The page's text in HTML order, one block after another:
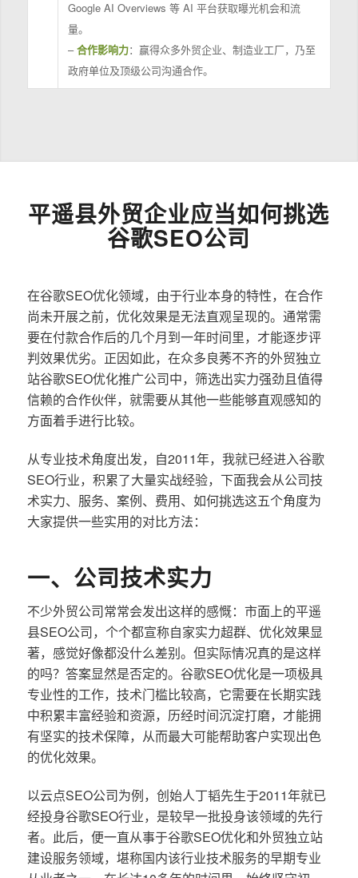
Google AI Overviews 等 AI 平台获取曝光机会和流
量。
–合作影响力：赢得众多外贸企业、制造业工厂，乃至
政府单位及顶级公司沟通合作。
平遥县外贸企业应当如何挑选
谷歌SEO公司
在谷歌SEO优化领域，由于行业本身的特性，在合作
尚未开展之前，优化效果是无法直观呈现的。通常需
要在付款合作后的几个月到一年时间里，才能逐步评
判效果优劣。正因如此，在众多良莠不齐的外贸独立
站谷歌SEO优化推广公司中，筛选出实力强劲且值得
信赖的合作伙伴，就需要从其他一些能够直观感知的
方面着手进行比较。
从专业技术角度出发，自2011年，我就已经进入谷歌
SEO行业，积累了大量实战经验，下面我会从公司技
术实力、服务、案例、费用、如何挑选这五个角度为
大家提供一些实用的对比方法：
一、公司技术实力
不少外贸公司常常会发出这样的感慨：市面上的平遥
县SEO公司，个个都宣称自家实力超群、优化效果显
著，感觉好像都没什么差别。但实际情况真的是这样
的吗？答案显然是否定的。谷歌SEO优化是一项极具
专业性的工作，技术门槛比较高，它需要在长期实践
中积累丰富经验和资源，历经时间沉淀打磨，才能拥
有坚实的技术保障，从而最大可能帮助客户实现出色
的优化效果。
以云点SEO公司为例，创始人丁韬先生于2011年就已
经投身谷歌SEO行业，是较早一批投身该领域的先行
者。此后，便一直从事于谷歌SEO优化和外贸独立站
建设服务领域，堪称国内该行业技术服务的早期专业